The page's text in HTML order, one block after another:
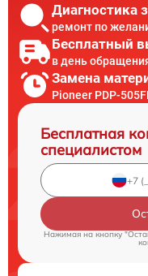
Диагностика
ремонт по
Бесплатный
в день
Замена
Pioneer PDP-
Бесплатная
специалистом
Нажимая на кнопку